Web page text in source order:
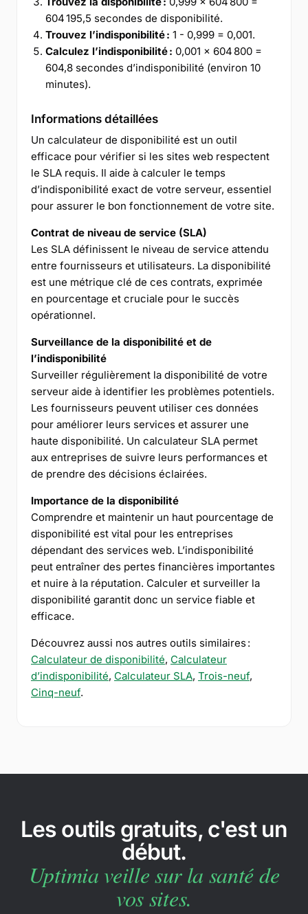
604 195,5 secondes de disponibilité.
Trouvez l’indisponibilité : 1 - 0,999 = 0,001.
Calculez l’indisponibilité : 0,001 × 604 800 =
604,8 secondes d’indisponibilité (environ 10
minutes).
Informations détaillées
Un calculateur de disponibilité est un outil
efficace pour vérifier si les sites web respectent
le SLA requis. Il aide à calculer le temps
d’indisponibilité exact de votre serveur, essentiel
pour assurer le bon fonctionnement de votre site.
Contrat de niveau de service (SLA)
Les SLA définissent le niveau de service attendu
entre fournisseurs et utilisateurs. La disponibilité
est une métrique clé de ces contrats, exprimée
en pourcentage et cruciale pour le succès
opérationnel.
Surveillance de la disponibilité et de
l’indisponibilité
Surveiller régulièrement la disponibilité de votre
serveur aide à identifier les problèmes potentiels.
Les fournisseurs peuvent utiliser ces données
pour améliorer leurs services et assurer une
haute disponibilité. Un calculateur SLA permet
aux entreprises de suivre leurs performances et
de prendre des décisions éclairées.
Importance de la disponibilité
Comprendre et maintenir un haut pourcentage de
disponibilité est vital pour les entreprises
dépendant des services web. L’indisponibilité
peut entraîner des pertes financières importantes
et nuire à la réputation. Calculer et surveiller la
disponibilité garantit donc un service fiable et
efficace.
Découvrez aussi nos autres outils similaires :
Calculateur de disponibilité, Calculateur
d’indisponibilité, Calculateur SLA, Trois-neuf,
Cinq-neuf.
Les outils gratuits, c'est un
début.
Uptimia veille sur la santé de
vos sites.